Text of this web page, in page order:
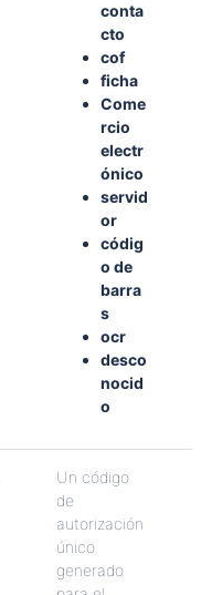
conta
cto
cof
ficha
Come
rcio
electr
ónico
servid
or
códig
o de
barra
s
ocr
desco
nocid
o
Un código
de
autorización
único
generado